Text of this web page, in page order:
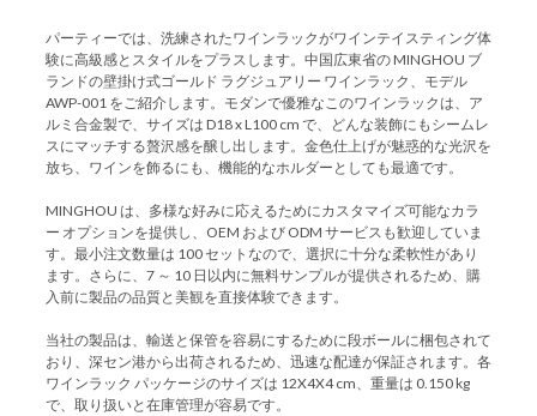
パーティーでは、洗練されたワインラックがワインテイスティング体
験に高級感とスタイルをプラスします。中国広東省の MINGHOU ブ
ランドの壁掛け式ゴールド ラグジュアリー ワインラック、モデル
AWP-001 をご紹介します。モダンで優雅なこのワインラックは、ア
ルミ合金製で、サイズは D18 x L100 cm で、どんな装飾にもシームレ
スにマッチする贅沢感を醸し出します。金色仕上げが魅惑的な光沢を
放ち、ワインを飾るにも、機能的なホルダーとしても最適です。
MINGHOU は、多様な好みに応えるためにカスタマイズ可能なカラ
ー オプションを提供し、OEM および ODM サービスも歓迎していま
す。最小注文数量は 100 セットなので、選択に十分な柔軟性があり
ます。さらに、7 ～ 10 日以内に無料サンプルが提供されるため、購
入前に製品の品質と美観を直接体験できます。
当社の製品は、輸送と保管を容易にするために段ボールに梱包されて
おり、深セン港から出荷されるため、迅速な配達が保証されます。各
ワインラック パッケージのサイズは 12X4X4 cm、重量は 0.150 kg
で、取り扱いと在庫管理が容易です。